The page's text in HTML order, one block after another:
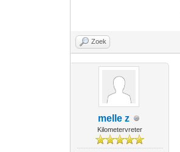
Zoek
melle z
Kilometervreter